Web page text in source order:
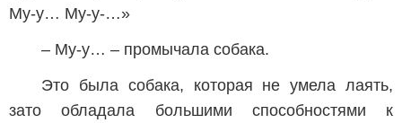
Му-у… Му-у-…»
– Му-у… – промычала собака.
Это была собака, которая не умела лаять,
зато обладала большими способностями к